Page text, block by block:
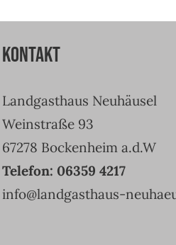
Kontakt
Landgasthaus Neuhäusel
Weinstraße 93
67278 Bockenheim a.d.W
Telefon: 06359 4217
info@landgasthaus-